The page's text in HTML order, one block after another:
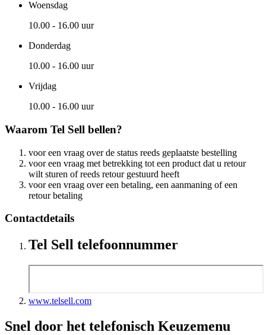
Woensdag
10.00 - 16.00 uur
Donderdag
10.00 - 16.00 uur
Vrijdag
10.00 - 16.00 uur
Waarom Tel Sell bellen?
voor een vraag over de status reeds geplaatste bestelling
voor een vraag met betrekking tot een product dat u retour
wilt sturen of reeds retour gestuurd heeft
voor een vraag over een betaling, een aanmaning of een
retour betaling
Contactdetails
Tel Sell telefoonnummer
www.telsell.com
Snel door het telefonisch Keuzemenu